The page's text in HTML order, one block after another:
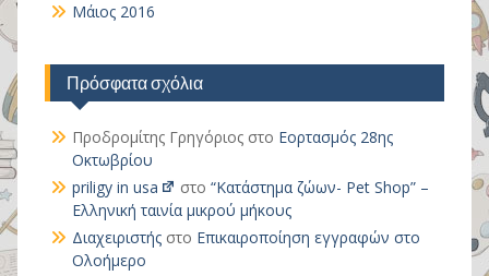
Μάιος 2016
Πρόσφατα σχόλια
Προδρομίτης Γρηγόριοςστο Εορτασμός 28ης
Οκτωβρίου
priligy in usa
στο“Κατάστημα ζώων- Pet Shop” –
Ελληνική ταινία μικρού μήκους
Διαχειριστήςστο Επικαιροποίηση εγγραφών στο
Ολοήμερο